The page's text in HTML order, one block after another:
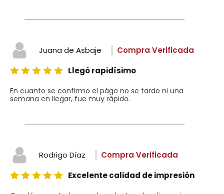
Juana de Asbaje
Compra Verificada
Llegó rapidísimo
En cuanto se confirmo el págo no se tardo ni una
semana en llegar, fue muy rápido.
Rodrigo Díaz
Compra Verificada
Excelente calidad de impresión